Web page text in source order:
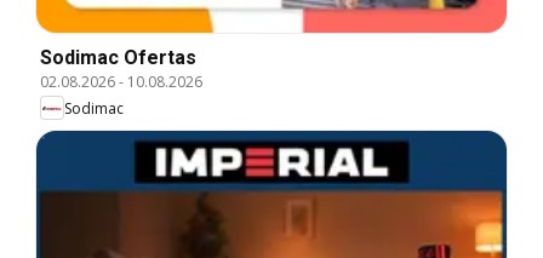
Sodimac Ofertas
02.08.2026- 10.08.2026
Sodimac